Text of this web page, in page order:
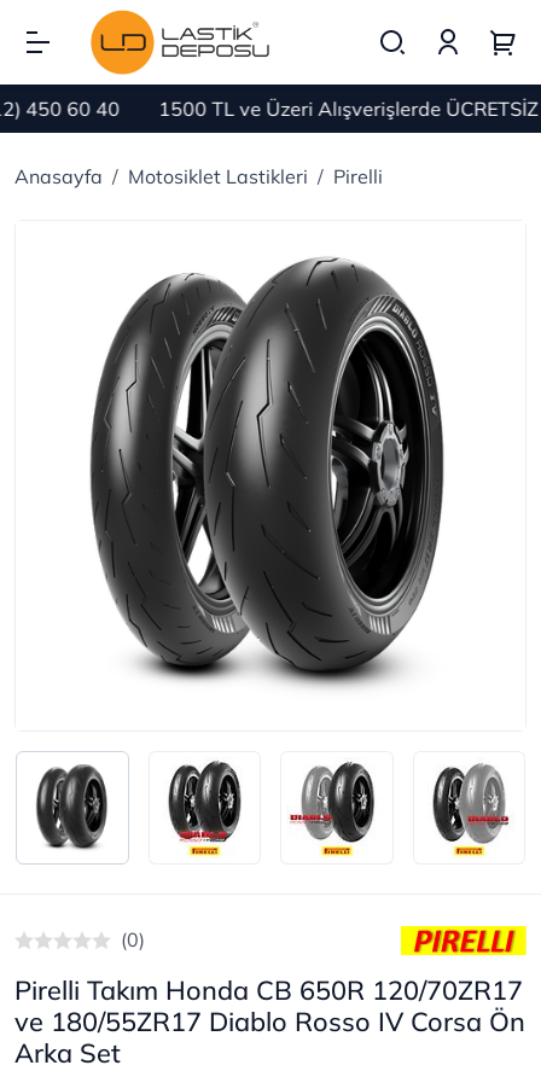
60 40 1500 TL ve Üzeri Alışverişlerde ÜCRETSİZ
Anasayfa Motosiklet Lastikleri Pirelli
(0)
Pirelli Takım Honda CB 650R 120/70ZR17
ve 180/55ZR17 Diablo Rosso IV Corsa Ön
Arka Set